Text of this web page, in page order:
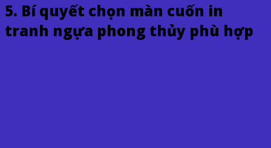
5. Bí quyết chọn màn cuốn in
tranh ngựa phong thủy phù hợp